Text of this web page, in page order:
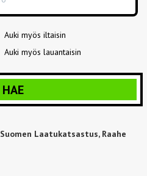
Auki myös iltaisin
Auki myös lauantaisin
HAE
Suomen Laatukatsastus, Raahe